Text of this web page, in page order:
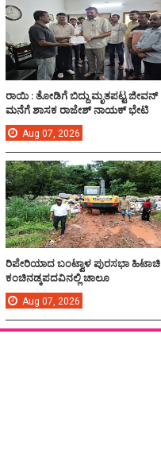
ರಾಯಿ : ತೋಡಿಗೆ ಬಿದ್ದು ಮೃತಪಟ್ಟ ಜೀವನ್
ಮನೆಗೆ ಶಾಸಕ ರಾಜೇಶ್ ನಾಯಕ್ ಭೇಟಿ
Aug 07, 2026
ರಿಪೇರಿಯಾದ ಬಂಟ್ವಾಳ ಪುರಸಭಾ ಹಿಟಾಚಿ
ಕಂಚಿನಡ್ಕಪದವಿನಲ್ಲಿ ಚಾಲೂ
Aug 07, 2026